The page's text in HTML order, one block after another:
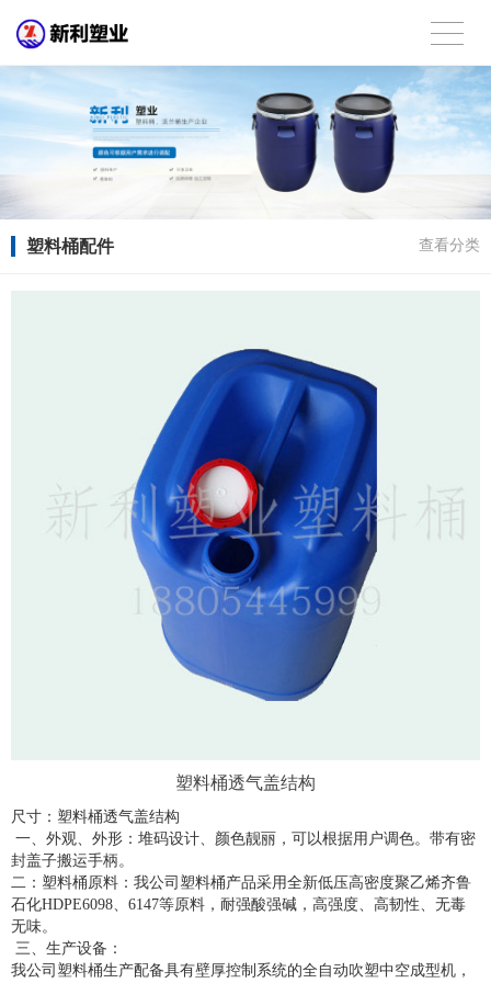
塑料桶配件 查看分类
塑料桶透气盖结构
尺寸：塑料桶透气盖结构
一、外观、外形：堆码设计、颜色靓丽，可以根据用户调色。带有密
封盖子搬运手柄。
二：塑料桶原料：我公司塑料桶产品采用全新低压高密度聚乙烯齐鲁
石化HDPE6098、6147等原料，耐强酸强碱，高强度、高韧性、无毒
无味。
三、生产设备：
我公司塑料桶生产配备具有壁厚控制系统的全自动吹塑中空成型机，